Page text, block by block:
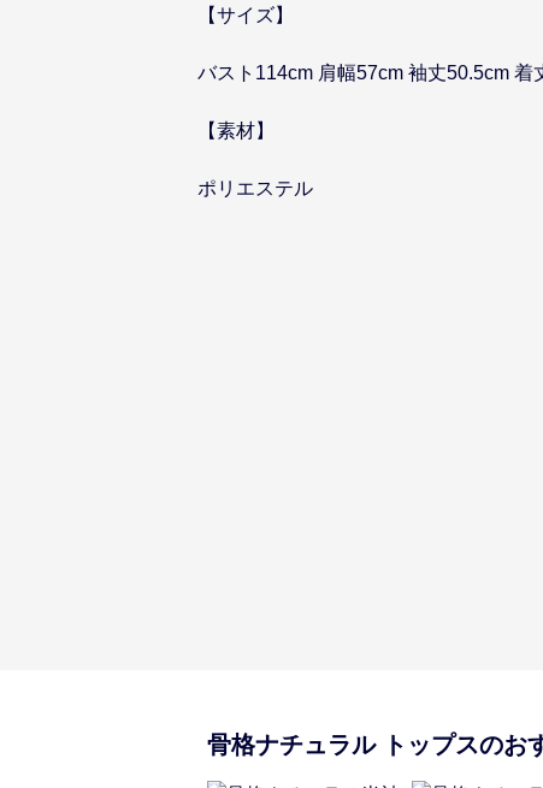
【サイズ】
バスト114cm 肩幅57cm 袖丈50.5cm 着
【素材】
ポリエステル
骨格ナチュラル トップスのお